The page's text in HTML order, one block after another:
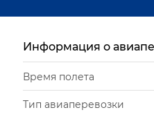
Информация о
Время полета
Тип авиаперевозки